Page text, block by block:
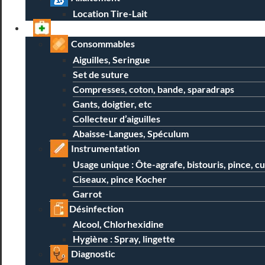
Location Tire-Lait
Consommables
Aiguilles, Seringue
Set de suture
Compresses, coton, bande, sparadraps
Gants, doigtier, etc
Collecteur d’aiguilles
Abaisse-Langues, Spéculum
Instrumentation
Usage unique : Ôte-agrafe, bistouris, pince,
Ciseaux, pince Kocher
Garrot
Désinfection
Alcool, Chlorhexidine
Hygiène : Spray, lingette
Diagnostic